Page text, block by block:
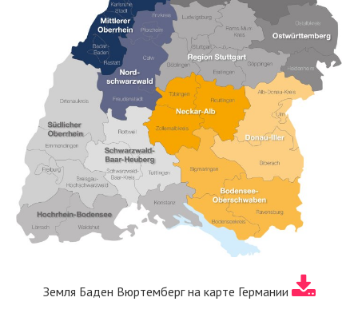
Земля Баден Вюртемберг на карте Германии